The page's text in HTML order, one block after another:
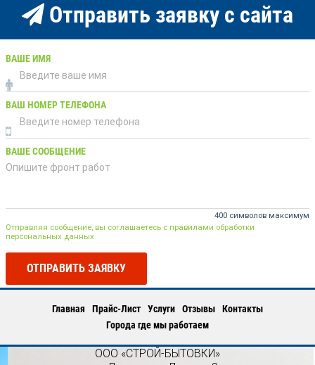
Отправить заявку с сайта
ВАШЕ ИМЯ
ВАШ НОМЕР ТЕЛЕФОНА
ВАШЕ СООБЩЕНИЕ
400 символов максимум
Отправляя сообщение, вы соглашаетесь с правилами обработки
персональных данных
ОТПРАВИТЬ ЗАЯВКУ
Главная Прайс-Лист Услуги Отзывы
Контакты
Города где мы работаем
ООО «СТРОЙ-БЫТОВКИ»